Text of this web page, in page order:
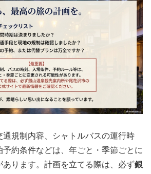
通規制内容、シャトルバスの運行時
予約条件などは、年ごと・季節ごとに
あります。計画を立てる際は、必ず銀